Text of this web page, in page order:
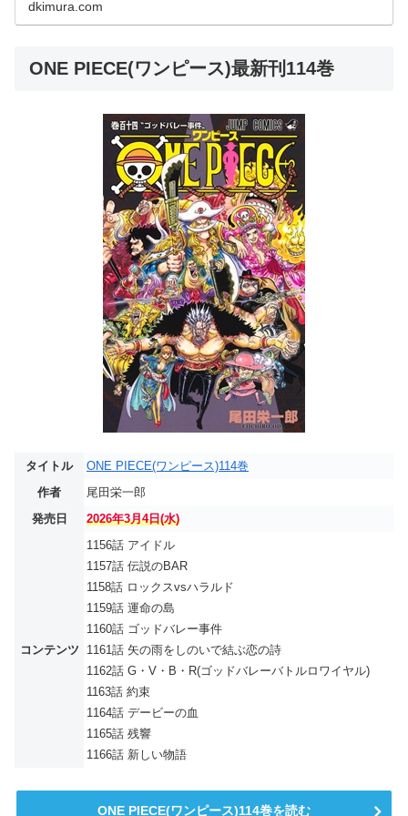
dkimura.com
ONE PIECE(ワンピース)最新刊114巻
タイトル
ONE PIECE(ワンピース)114巻
作者
尾田栄一郎
発売日
2026年3月4日(水)
コンテンツ
1156話 アイドル
1157話 伝説のBAR
1158話 ロックスvsハラルド
1159話 運命の島
1160話 ゴッドバレー事件
1161話 矢の雨をしのいで結ぶ恋の詩
1162話 G・V・B・R(ゴッドバレーバトルロワイヤル)
1163話 約束
1164話 デービーの血
1165話 残響
1166話 新しい物語
ONE PIECE(ワンピース)114巻を読む